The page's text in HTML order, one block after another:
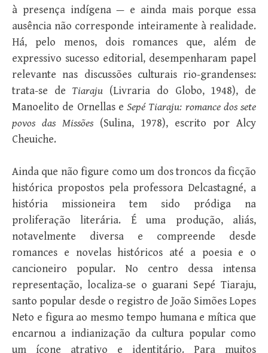
à presença indígena — e ainda mais porque essa
ausência não corresponde inteiramente à realidade.
Há, pelo menos, dois romances que, além de
expressivo sucesso editorial, desempenharam papel
relevante nas discussões culturais rio-grandenses:
trata-se de Tiaraju (Livraria do Globo, 1948), de
Manoelito de Ornellas e Sepé Tiaraju: romance dos sete
povos das Missões (Sulina, 1978), escrito por Alcy
Cheuiche.
Ainda que não figure como um dos troncos da ficção
histórica propostos pela professora Delcastagné, a
história missioneira tem sido pródiga na
proliferação literária. É uma produção, aliás,
notavelmente diversa e compreende desde
romances e novelas históricos até a poesia e o
cancioneiro popular. No centro dessa intensa
representação, localiza-se o guarani Sepé Tiaraju,
santo popular desde o registro de João Simões Lopes
Neto e figura ao mesmo tempo humana e mítica que
encarnou a indianização da cultura popular como
um ícone atrativo e identitário. Para muitos